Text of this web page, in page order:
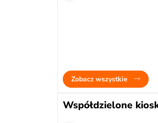
Zobacz wszystkie
Współdzielone